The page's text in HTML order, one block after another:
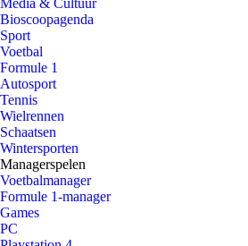
Media & Cultuur
Bioscoopagenda
Sport
Voetbal
Formule 1
Autosport
Tennis
Wielrennen
Schaatsen
Wintersporten
Managerspelen
Voetbalmanager
Formule 1-manager
Games
PC